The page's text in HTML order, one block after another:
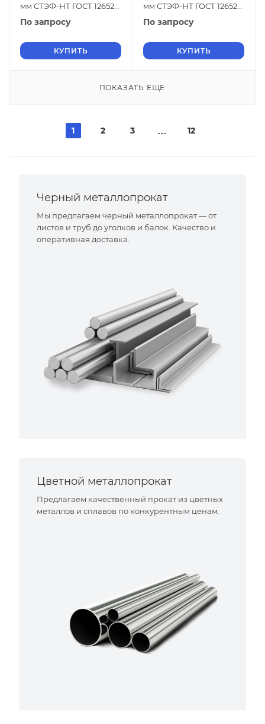
мм СТЭФ-НТ ГОСТ 12652-
74
По запросу
КУПИТЬ
мм СТЭФ-НТ ГОСТ 12652-
74
По запросу
КУПИТЬ
ПОКАЗАТЬ ЕЩЕ
1 2 3 12
Черный металлопрокат
Мы предлагаем черный металлопрокат — от
листов и труб до уголков и балок. Качество и
оперативная доставка.
Цветной металлопрокат
Предлагаем качественный прокат из цветных
металлов и сплавов по конкурентным ценам.